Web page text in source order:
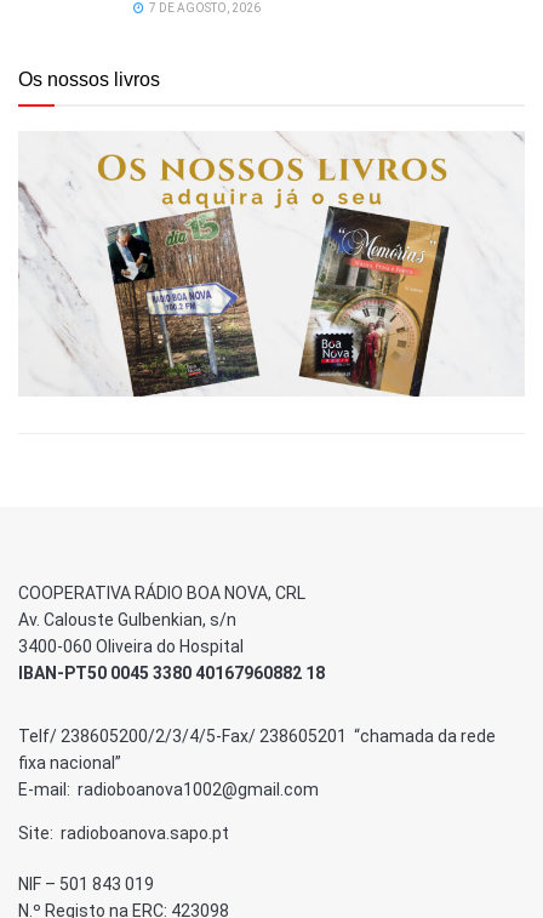
7 DE AGOSTO, 2026
Os nossos livros
COOPERATIVA RÁDIO BOA NOVA, CRL
Av. Calouste Gulbenkian, s/n
3400-060 Oliveira do Hospital
IBAN-PT50 0045 3380 40167960882 18
Telf/ 238605200/2/3/4/5-Fax/ 238605201 “chamada da rede
fixa nacional”
E-mail: radioboanova1002@gmail.com
Site: radioboanova.sapo.pt
NIF – 501 843 019
N.º Registo na ERC: 423098